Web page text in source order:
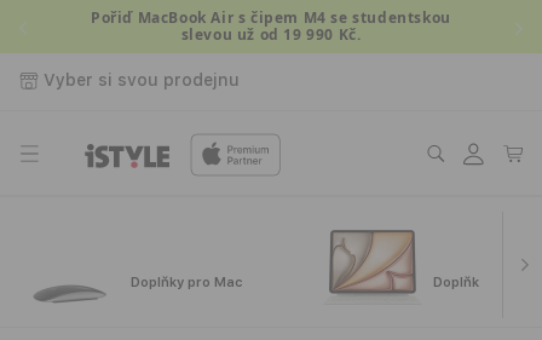
Přejít kPořiď MacBook Air s čipem M4 se studentskou
slevou už od 19 990 Kč.
Vyber si svou prodejnu
Přihlásit
se
Košík
Doplňky pro Mac Doplňky pro